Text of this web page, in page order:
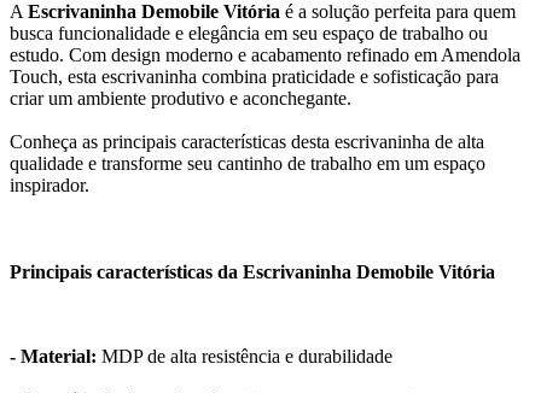
A Escrivaninha Demobile Vitória é a solução perfeita para quem
busca funcionalidade e elegância em seu espaço de trabalho ou
estudo. Com design moderno e acabamento refinado em Amendola
Touch, esta escrivaninha combina praticidade e sofisticação para
criar um ambiente produtivo e aconchegante.
Conheça as principais características desta escrivaninha de alta
qualidade e transforme seu cantinho de trabalho em um espaço
inspirador.
Principais características da Escrivaninha Demobile Vitória
- Material: MDP de alta resistência e durabilidade